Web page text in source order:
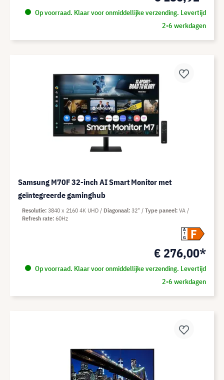
Op voorraad. Klaar voor onmiddellijke verzending. Levertijd
2-6 werkdagen
Samsung M70F 32-inch AI Smart Monitor met
geïntegreerde gaminghub
A
G
F
€ 276,00*
Op voorraad. Klaar voor onmiddellijke verzending. Levertijd
2-6 werkdagen
Resolutie 3840 x 2160 4K UHD Diagonaal 32" Type paneel VA
Refresh rate 60Hz